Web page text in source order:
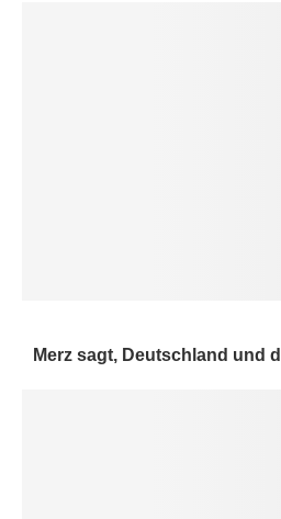
Merz sagt, Deutschland und